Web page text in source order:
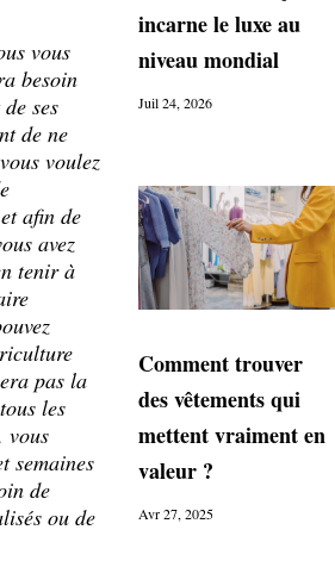
vous
besoin
ses
de ne
voulez
afin de
avez
tenir à
pas la
les
vous
semaines
de
ou de
incarne le luxe au
niveau mondial
Juil 24, 2026
Comment trouver
des vêtements qui
mettent vraiment en
valeur ?
Avr 27, 2025